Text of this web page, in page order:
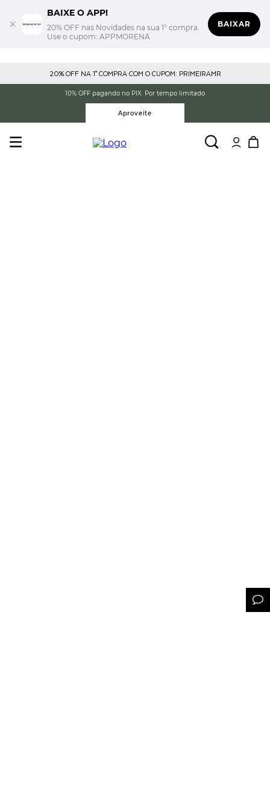
BAIXE O APP!
20% OFF nas Novidades na sua 1° compra.
Use o cupom: APPMORENA
BAIXAR
20% OFF NA 1° COMPRA COM O CUPOM: PRIMEIRAMR
10% OFF pagando no PIX. Por tempo limitado
Aproveite